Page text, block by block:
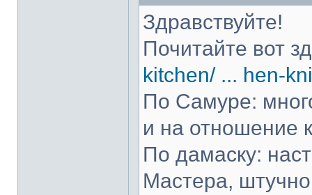
Здравствуйте!
Почитайте вот
kitchen/ ... hen-
По Самуре:
и на отношение
По дамаску:
Мастера,